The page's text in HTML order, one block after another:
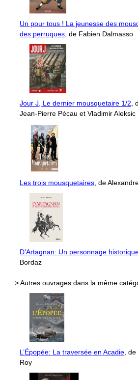
Un pour tous ! La jeunesse des
des perruques , de Fabien Dalmasso
Jour J, Le dernier mousquetaire 1/2 ,
Jean-Pierre Pécau et Vladimir Aleksic
Les trois mousquetaires , de
D’Artagnan: Un personnage
Bordaz
> Autres ouvrages dans la même
L’Épopée: La traversée en Acadie ,
Roy